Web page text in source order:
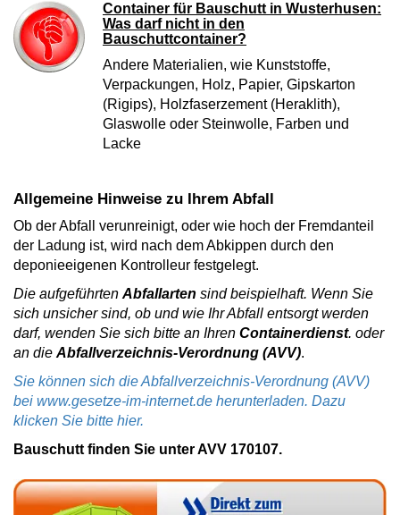
Container für Bauschutt in Wusterhusen:
Was darf nicht in den
Bauschuttcontainer?
Andere Materialien, wie Kunststoffe,
Verpackungen, Holz, Papier, Gipskarton
(Rigips), Holzfaserzement (Heraklith),
Glaswolle oder Steinwolle, Farben und
Lacke
Allgemeine Hinweise zu Ihrem Abfall
Ob der Abfall verunreinigt, oder wie hoch der Fremdanteil
der Ladung ist, wird nach dem Abkippen durch den
deponieeigenen Kontrolleur festgelegt.
Die aufgeführten Abfallarten sind beispielhaft. Wenn Sie
sich unsicher sind, ob und wie Ihr Abfall entsorgt werden
darf, wenden Sie sich bitte an Ihren Containerdienst. oder
an die Abfallverzeichnis-Verordnung (AVV).
Sie können sich die Abfallverzeichnis-Verordnung (AVV)
bei www.gesetze-im-internet.de herunterladen. Dazu
klicken Sie bitte hier.
Bauschutt finden Sie unter AVV 170107.